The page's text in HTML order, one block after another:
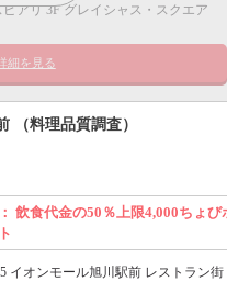
アリ 3F グレイシャス・スクエア
細を見る
（料理品質調査）
飲食代金の50％上限4,000ちょび
イオンモール旭川駅前 レストラン街